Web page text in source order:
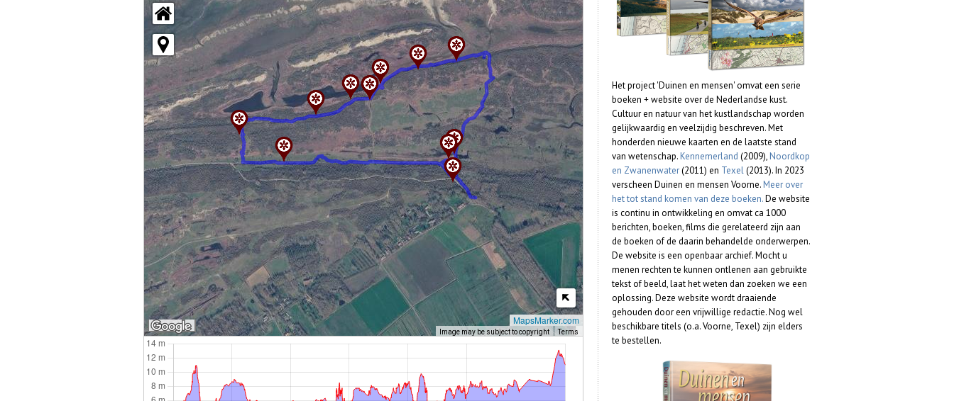
200 m MapsMarker.com
Image may be subject to copyright Terms
Het project 'Duinen en mensen' omvat een serie
boeken + website over de Nederlandse kust.
Cultuur en natuur van het kustlandschap worden
gelijkwaardig en veelzijdig beschreven. Met
honderden nieuwe kaarten en de laatste stand
van wetenschap. Kennemerland (2009), Noordkop
en Zwanenwater(2011) en Texel(2013). In 2023
verscheen Duinen en mensen Voorne. Meer over
het tot stand komen van deze boeken.De website
is continu in ontwikkeling en omvat ca 1000
berichten, boeken, films die gerelateerd zijn aan
de boeken of de daarin behandelde onderwerpen.
De website is een openbaar archief. Mocht u
menen rechten te kunnen ontlenen aan gebruikte
tekst of beeld, laat het weten dan zoeken we een
oplossing. Deze website wordt draaiende
gehouden door een vrijwillige redactie. Nog wel
beschikbare titels (o.a. Voorne, Texel) zijn elders
te bestellen.